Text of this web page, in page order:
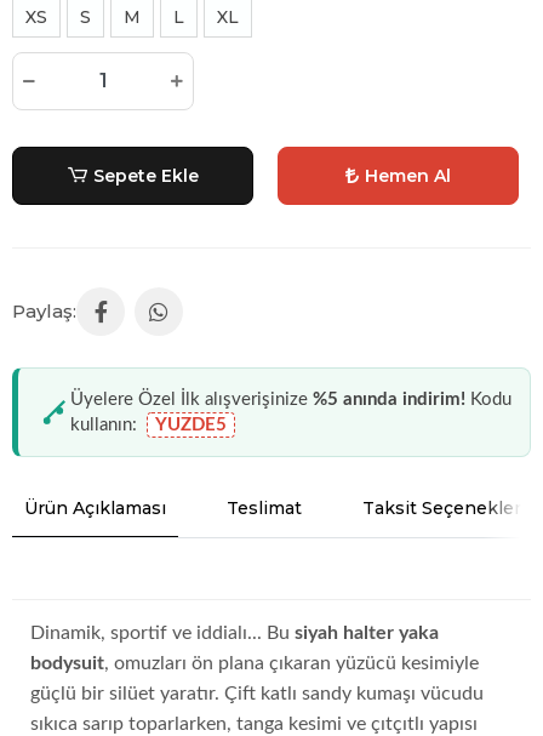
M L
XS S XL
Sepete Ekle Hemen Al
Üyelere Özel İlk alışverişinize %5 anında indirim! Kodu
kullanın:
YUZDE5
Ürün Açıklaması Teslimat Taksit Seçenekleri
Dinamik, sportif ve iddialı... Bu siyah halter yaka
bodysuit, omuzları ön plana çıkaran yüzücü kesimiyle
güçlü bir silüet yaratır. Çift katlı sandy kumaşı vücudu
sıkıca sarıp toparlarken, tanga kesimi ve çıtçıtlı yapısı